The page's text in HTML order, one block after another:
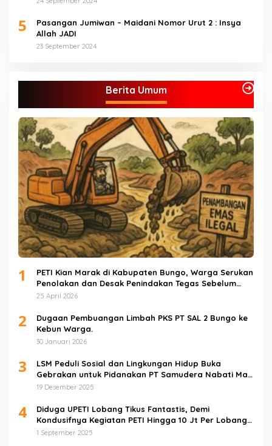
5
Pasangan Jumiwan – Maidani Nomor Urut 2 : Insya
Allah JADI
23 September 2024
Berita Umum
1
PETI Kian Marak di Kabupaten Bungo, Warga Serukan
Penolakan dan Desak Penindakan Tegas Sebelum
Bencana Menelan Korban Tak berdosa.
25 April 2026
2
Dugaan Pembuangan Limbah PKS PT SAL 2 Bungo ke
Kebun Warga.
30 Januari 2026
3
LSM Peduli Sosial dan Lingkungan Hidup Buka
Gebrakan untuk Pidanakan PT Samudera Nabati Mas
atas Dugaan Pencemaran Limbah
19 Desember 2025
4
Diduga UPETI Lobang Tikus Fantastis, Demi
Kondusifnya Kegiatan PETI Hingga 10 Jt Per Lobang
Total 1 Milyar Lebih per Bulan
1 September 2025